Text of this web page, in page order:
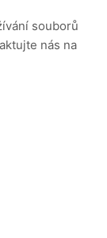
souborů
nás na